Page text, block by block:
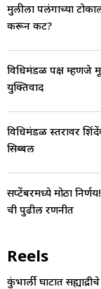
मुलीला पलंगाच्या
करून कट?
विधिमंडळ पक्ष म्हणजे
युक्तिवाद
विधिमंडळ स्तरावर
सिब्बल
सप्टेंबरमध्ये मोठा
ची पुढील रणनीत
Reels
कुंभार्ली घाटात